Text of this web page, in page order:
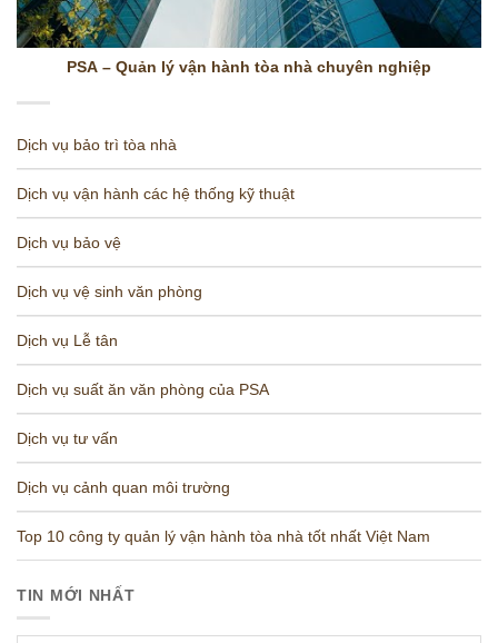
PSA – Quản lý vận hành tòa nhà chuyên nghiệp
Dịch vụ bảo trì tòa nhà
Dịch vụ vận hành các hệ thống kỹ thuật
Dịch vụ bảo vệ
Dịch vụ vệ sinh văn phòng
Dịch vụ Lễ tân
Dịch vụ suất ăn văn phòng của PSA
Dịch vụ tư vấn
Dịch vụ cảnh quan môi trường
Top 10 công ty quản lý vận hành tòa nhà tốt nhất Việt Nam
TIN MỚI NHẤT